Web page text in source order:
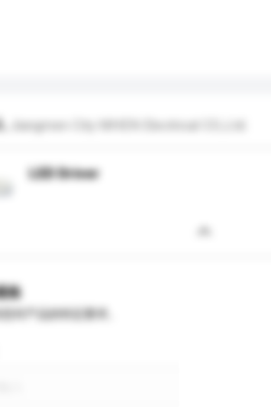
Jiangmen City MHEN Electrical CO.,Ltd.
LED Driver
格